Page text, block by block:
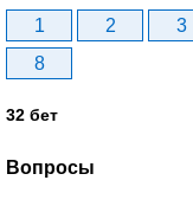
1 2 3
8
32 бет
Вопросы